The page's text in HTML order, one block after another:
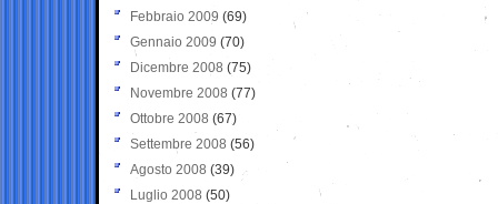
Febbraio 2009 (69)
Gennaio 2009 (70)
Dicembre 2008 (75)
Novembre 2008 (77)
Ottobre 2008 (67)
Settembre 2008 (56)
Agosto 2008 (39)
Luglio 2008 (50)